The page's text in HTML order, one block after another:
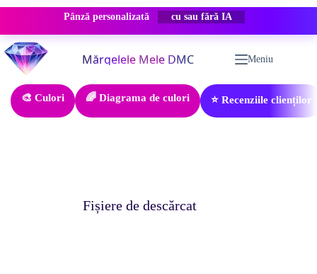
Pânză personalizată cu sau fără IA
Sari
la
conținut
Meniu
🎨 Culori 🌈 Diagrama de culori ⭐ Recenziile clienților
Fișiere de descărcat